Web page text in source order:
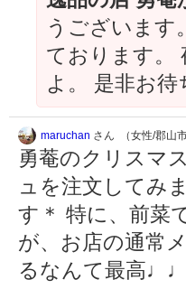
うございます
ております。
よ。 是非お待
maruchan さん （女性/郡山
勇菴のクリスマ
ュを注文してみ
す＊ 特に、前菜
が、お店の通常
るなんて最高